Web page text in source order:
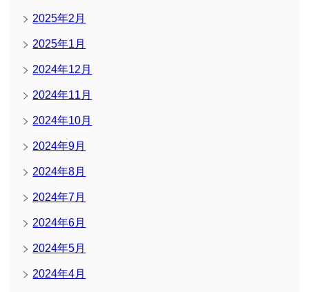
2025年2月
2025年1月
2024年12月
2024年11月
2024年10月
2024年9月
2024年8月
2024年7月
2024年6月
2024年5月
2024年4月